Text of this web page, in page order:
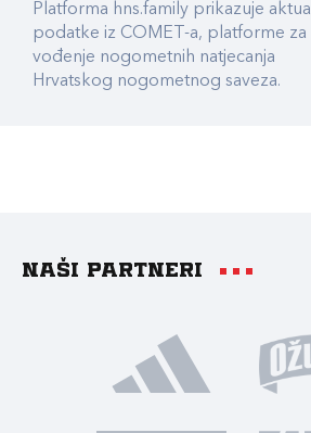
Platforma hns.family prikazuje
podatke iz COMET-a, platforme za
vođenje nogometnih natjecanja
Hrvatskog nogometnog saveza.
Naši partneri